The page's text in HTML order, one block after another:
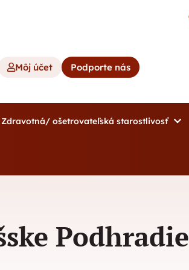
Môj účet Podporte nás
Zdravotná/ ošetrovateľská starostlivosť
Podhradie